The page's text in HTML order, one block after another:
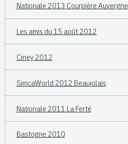
Nationale 2013 Courpière Auvergne
Les amis du 15 août 2012
Ciney 2012
SimcaWorld 2012 Beaujolais
Nationale 2011 La Ferté
Bastogne 2010